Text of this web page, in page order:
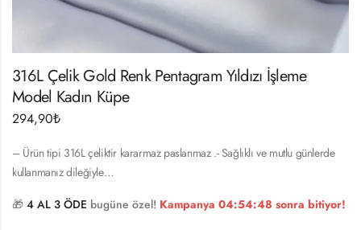
316L Çelik Gold Renk Pentagram Yıldızı İşleme
Model Kadın Küpe
294,90₺
– Ürün tipi 316L çeliktir kararmaz paslanmaz .- Sağlıklı ve mutlu günlerde
kullanmanız dileğiyle…
🎁 4 AL 3 ÖDE bugüne özel! Kampanya 04:54:48 sonra bitiyor!